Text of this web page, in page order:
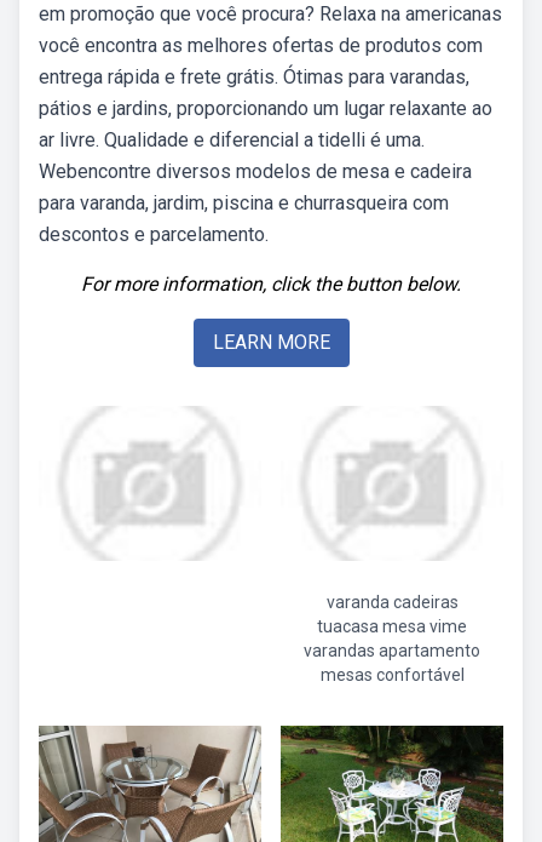
em promoção que você procura? Relaxa na americanas
você encontra as melhores ofertas de produtos com
entrega rápida e frete grátis. Ótimas para varandas,
pátios e jardins, proporcionando um lugar relaxante ao
ar livre. Qualidade e diferencial a tidelli é uma.
Webencontre diversos modelos de mesa e cadeira
para varanda, jardim, piscina e churrasqueira com
descontos e parcelamento.
For more information, click the button below.
LEARN MORE
varanda cadeiras
tuacasa mesa vime
varandas apartamento
mesas confortável